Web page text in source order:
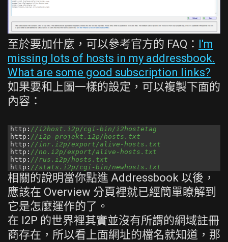
至於要加什麼，可以參考官方的 FAQ：
I'm
missing lots of hosts in my addressbook.
What are some good subscription links?
如果要和上圖一樣的設定，可以複製下面的
內容：
http : //i2host.i2p/cgi-bin/i2hostetag
http : //i2p-projekt.i2p/hosts.txt
http : //inr.i2p/export/alive-hosts.txt
http : //no.i2p/export/alive-hosts.txt
http : //rus.i2p/hosts.txt
http : //stats.i2p/cgi-bin/newhosts.txt
相關的說明當你點進 Addressbook 以後，
應該在 Overview 分頁裡就已經簡單瞭解到
它是怎麼運作的了。
在 I2P 的世界裡其實並沒有所謂的網域註冊
商存在，所以看上面網址的檔名就知道，那